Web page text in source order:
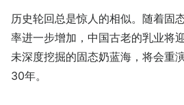
历史轮回总是惊人的相似。随着固
率进一步增加，中国古老的乳业将
未深度挖掘的固态奶蓝海，将会重
30年。